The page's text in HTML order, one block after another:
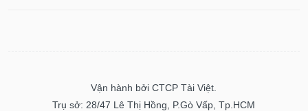
Vận hành bởi CTCP Tài Việt.
Trụ sở: 28/47 Lê Thị Hồng, P.Gò Vấp, Tp.HCM